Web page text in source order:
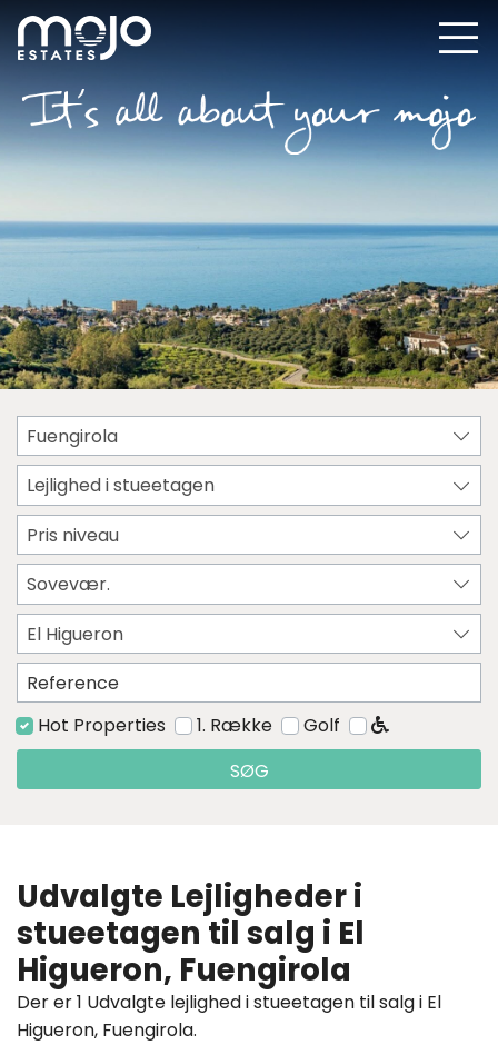
Fuengirola
Lejlighed i stueetagen
Pris niveau
Sovevær.
El Higueron
Hot Properties 1. Række
Golf
SØG
Udvalgte Lejligheder i
stueetagen til salg i El
Higueron, Fuengirola
Der er 1 Udvalgte lejlighed i stueetagen til salg i El
Higueron, Fuengirola.